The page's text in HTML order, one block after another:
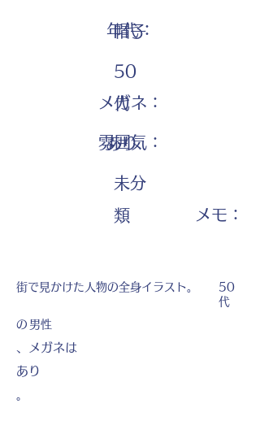
帽子
年代：
50
代
メガネ：
あり
雰囲気：
未分
類
​メモ：
街で見かけた人物の全身イラスト。
50
代
の 男性
、メガネは
あり
。